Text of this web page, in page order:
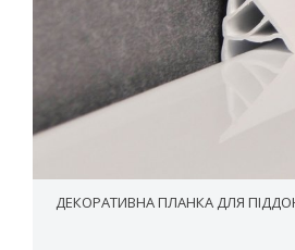
ДЕКОРАТИВНА ПЛАНКА ДЛЯ